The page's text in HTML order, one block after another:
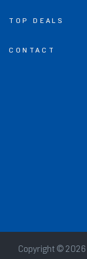
TOP DEALS
CONTACT
Copyright © 2026